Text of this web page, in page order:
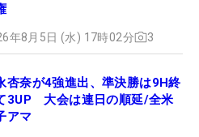
年8月5日 (水) 17時02分 3
杏奈が4強進出、準決勝は9H終
3UP 大会は連日の順延/全米
アマ